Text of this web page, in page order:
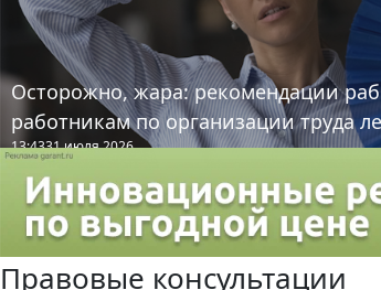
Осторожно, жара: рекомендации
работникам по организации труда
13:4331 июля 2026
Правовые консультации